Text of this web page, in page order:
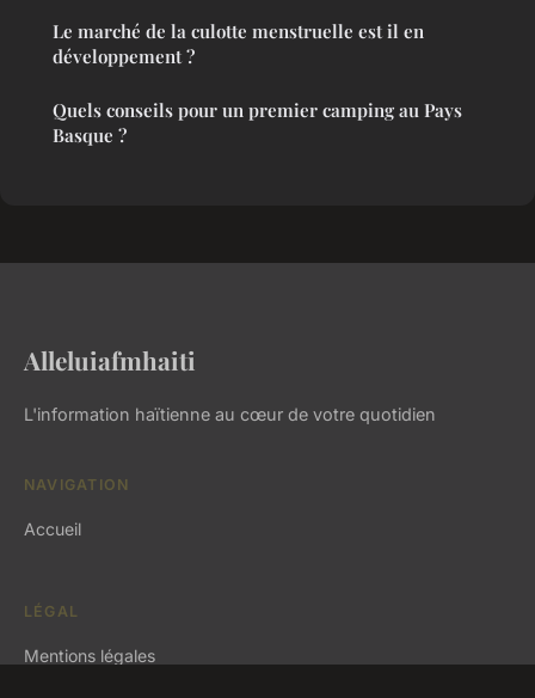
Le marché de la culotte menstruelle est il en
développement ?
Quels conseils pour un premier camping au Pays
Basque ?
Alleluiafmhaiti
L'information haïtienne au cœur de votre quotidien
NAVIGATION
Accueil
LÉGAL
Mentions légales